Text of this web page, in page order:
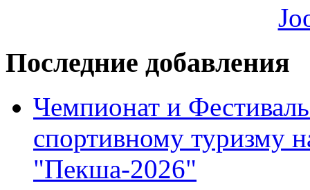
Последние добавления
Чемпионат и
спортивному туризму
"Пекша-2026"